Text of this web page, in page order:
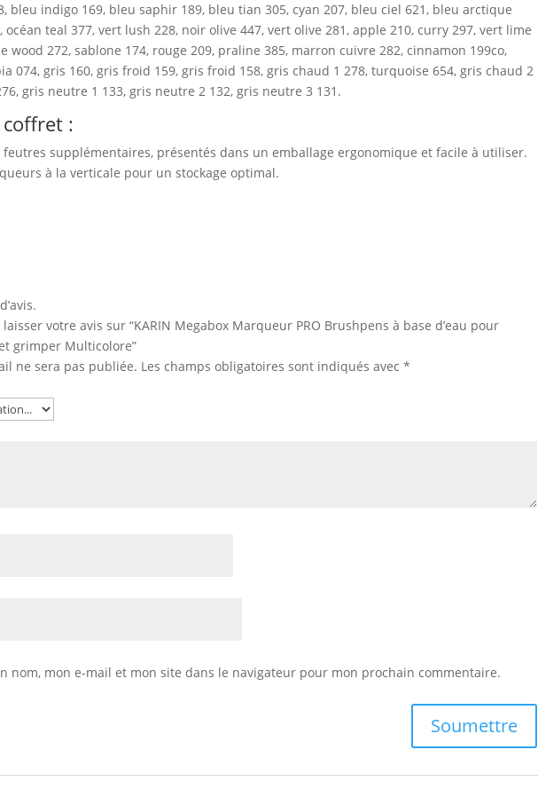
bleu indigo 169, bleu saphir 189, bleu tian 305, cyan 207, bleu ciel 621, bleu arctique
océan teal 377, vert lush 228, noir olive 447, vert olive 281, apple 210, curry 297, vert lime
wood 272, sablone 174, rouge 209, praline 385, marron cuivre 282, cinnamon 199co,
074, gris 160, gris froid 159, gris froid 158, gris chaud 1 278, turquoise 654, gris chaud 2
gris neutre 1 133, gris neutre 2 132, gris neutre 3 131.
:
supplémentaires, présentés dans un emballage ergonomique et facile à utiliser.
à la verticale pour un stockage optimal.
votre avis sur “KARIN Megabox Marqueur PRO Brushpens à base d’eau pour
grimper Multicolore”
ne sera pas publiée. Les champs obligatoires sont indiqués avec*
nom, mon e-mail et mon site dans le navigateur pour mon prochain commentaire.